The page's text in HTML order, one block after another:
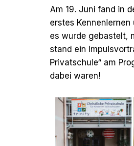
Am 19. Juni fand in
erstes
es wurde gebastelt,
stand ein
Privatschule“ am
dabei waren!